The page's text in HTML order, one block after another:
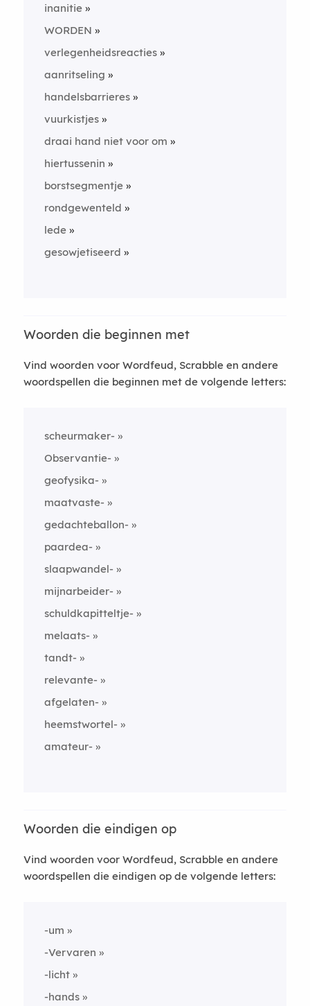
inanitie
WORDEN
verlegenheidsreacties
aanritseling
handelsbarrieres
vuurkistjes
draai hand niet voor om
hiertussenin
borstsegmentje
rondgewenteld
lede
gesowjetiseerd
Woorden die beginnen met
Vind woorden voor Wordfeud, Scrabble en andere
woordspellen die beginnen met de volgende letters:
scheurmaker-
Observantie-
geofysika-
maatvaste-
gedachteballon-
paardea-
slaapwandel-
mijnarbeider-
schuldkapitteltje-
melaats-
tandt-
relevante-
afgelaten-
heemstwortel-
amateur-
Woorden die eindigen op
Vind woorden voor Wordfeud, Scrabble en andere
woordspellen die eindigen op de volgende letters:
-um
-Vervaren
-licht
-hands